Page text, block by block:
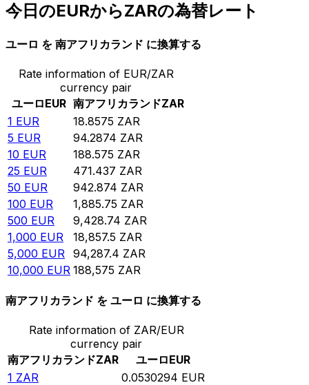
今日のEURからZARの為替レート
ユーロ を 南アフリカランド に換算する
Rate information of EUR/ZAR
currency pair
ユーロEUR 南アフリカランドZAR
1 EUR 18.8575 ZAR
5 EUR 94.2874 ZAR
10 EUR 188.575 ZAR
25 EUR 471.437 ZAR
50 EUR 942.874 ZAR
100 EUR 1,885.75 ZAR
500 EUR 9,428.74 ZAR
1,000 EUR 18,857.5 ZAR
5,000 EUR 94,287.4 ZAR
10,000 EUR 188,575 ZAR
南アフリカランド を ユーロ に換算する
Rate information of ZAR/EUR
currency pair
南アフリカランドZAR ユーロEUR
1 ZAR 0.0530294 EUR